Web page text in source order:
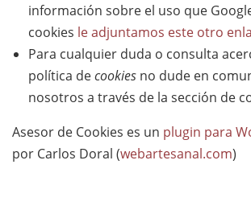
información sobre el uso que
cookies le adjuntamos este otro
Para cualquier duda o consulta
política decookies no dude en
nosotros a través de la sección de
Asesor de Cookies es un plugin para
por Carlos Doral (webartesanal.com)